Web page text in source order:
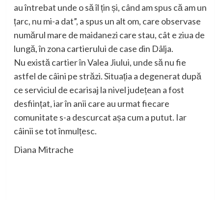
au întrebat unde o să îl țin și, când am spus că am un
țarc, nu mi-a dat”, a spus un alt om, care observase
numărul mare de maidanezi care stau, cât e ziua de
lungă, în zona cartierului de case din Dâlja.
Nu există cartier în Valea Jiului, unde să nu fie
astfel de câini pe străzi. Situația a degenerat după
ce serviciul de ecarisaj la nivel județean a fost
desființat, iar în anii care au urmat fiecare
comunitate s-a descurcat așa cum a putut. Iar
câinii se tot înmulțesc.
Diana Mitrache